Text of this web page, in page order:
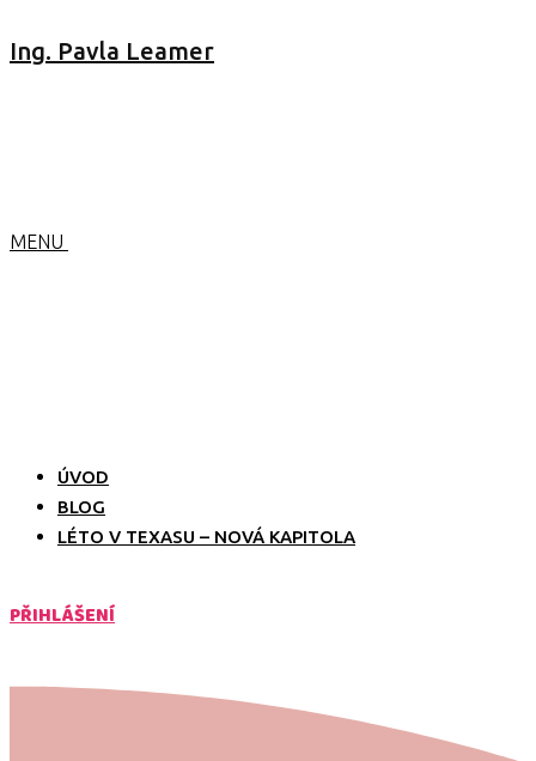
Ing. Pavla Leamer
MENU
ÚVOD
BLOG
LÉTO V TEXASU – NOVÁ KAPITOLA
PŘIHLÁŠENÍ